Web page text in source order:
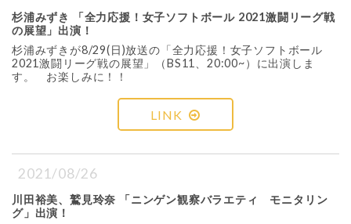
杉浦みずき 「全力応援！女子ソフトボール 2021激闘リーグ戦
の展望」出演！
杉浦みずきが8/29(日)放送の「全力応援！女子ソフトボール
2021激闘リーグ戦の展望」（BS11、20:00~）に出演しま
す。 お楽しみに！！
LINK
2021/08/26
川田裕美、鷲見玲奈 「ニンゲン観察バラエティ モニタリン
グ」出演！